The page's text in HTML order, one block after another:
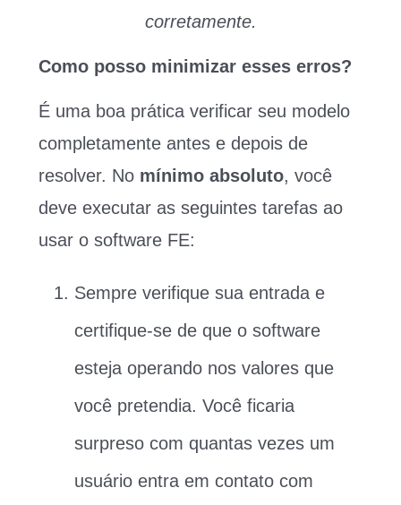
corretamente.
Como posso minimizar esses erros?
É uma boa prática verificar seu modelo
completamente antes e depois de
resolver. No mínimo absoluto, você
deve executar as seguintes tarefas ao
usar o software FE:
Sempre verifique sua entrada e
certifique-se de que o software
esteja operando nos valores que
você pretendia. Você ficaria
surpreso com quantas vezes um
usuário entra em contato com